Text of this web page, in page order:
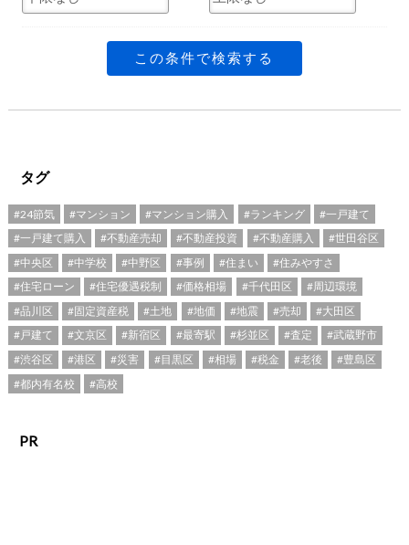
この条件で検索する
タグ
#24節気 #マンション #マンション購入 #ランキング
#一戸建て
#一戸建て購入
#不動産売却 #不動産投資 #不動産購入
#世田谷区
#中央区
#中学校 #中野区 #事例 #住まい
#住みやすさ
#住宅ローン
#住宅優遇税制 #価格相場 #千代田区
#周辺環境
#品川区
#固定資産税 #土地 #地価 #地震 #売却
#大田区
#戸建て
#文京区 #新宿区 #最寄駅 #杉並区 #査定
#武蔵野市
#渋谷区
#港区 #災害 #目黒区 #相場 #税金 #老後
#豊島区
#都内有名校
#高校
PR